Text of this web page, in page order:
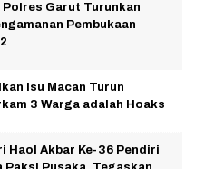
Garut Turunkan
Pembukaan
Isu Macan Turun
3 Warga adalah Hoaks
Haol Akbar Ke-36 Pendiri